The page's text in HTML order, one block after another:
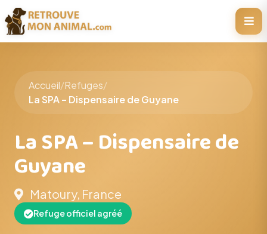
Accueil/Refuges/
La SPA – Dispensaire de Guyane
La SPA – Dispensaire de
Guyane
Matoury, France
Refuge officiel agréé